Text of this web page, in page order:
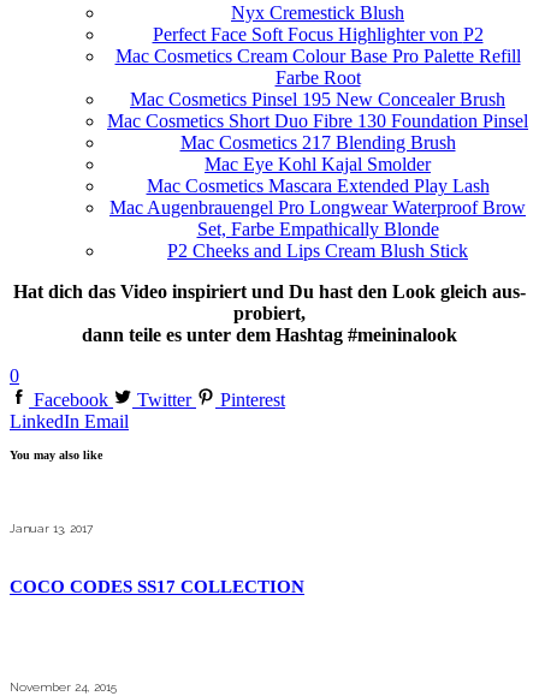
Nyx Cremestick Blush
Per­fect Face Soft Focus High­ligh­ter von P2
Mac Cosme­tics Cream Colour Base Pro Palette Refill
Farbe Root
Mac Cosme­tics Pin­sel 195 New Con­cea­ler Brush
Mac Cosme­tics Short Duo Fibre 130 Foun­da­tion Pinsel
Mac Cosme­tics 217 Blen­ding Brush
Mac Eye Kohl Kajal Smolder
Mac Cosme­tics Mas­cara Exten­ded Play Lash
Mac Augen­brau­en­gel Pro Long­wear Water­proof Brow
Set, Farbe Empa­thi­cally Blonde
P2 Cheeks and Lips Cream Blush Stick
Hat dich das Video inspi­riert und Du hast den Look gleich aus­
pro­biert,
dann teile es unter dem Hash­tag #meininalook
0
Facebook
Twitter
Pinterest
LinkedIn Email
You may also like
Januar 13, 2017
COCO CODES SS17 COLLECTION
November 24, 2015